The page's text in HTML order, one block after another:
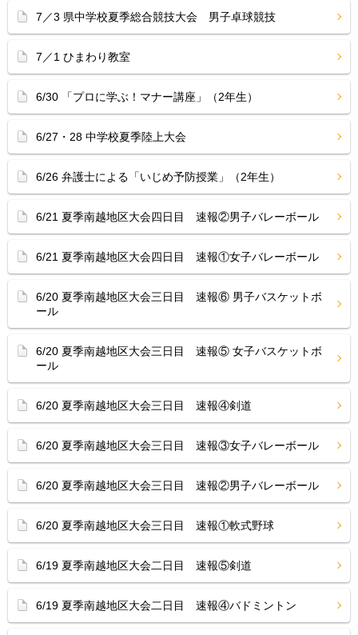
7／3 県中学校夏季総合競技大会 男子卓球競技
7／1 ひまわり教室
6/30 「プロに学ぶ！マナー講座」（2年生）
6/27・28 中学校夏季陸上大会
6/26 弁護士による「いじめ予防授業」（2年生）
6/21 夏季南越地区大会四日目 速報②男子バレーボール
6/21 夏季南越地区大会四日目 速報①女子バレーボール
6/20 夏季南越地区大会三日目 速報⑥ 男子バスケットボ
ール
6/20 夏季南越地区大会三日目 速報⑤ 女子バスケットボ
ール
6/20 夏季南越地区大会三日目 速報④剣道
6/20 夏季南越地区大会三日目 速報③女子バレーボール
6/20 夏季南越地区大会三日目 速報②男子バレーボール
6/20 夏季南越地区大会三日目 速報①軟式野球
6/19 夏季南越地区大会二日目 速報⑤剣道
6/19 夏季南越地区大会二日目 速報④バドミントン